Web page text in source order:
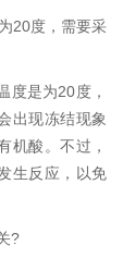
20度，需要采
是为20度，
出现冻结现象
机酸。不过，
生反应，以免
?